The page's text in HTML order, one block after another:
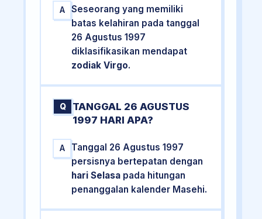
A
Seseorang yang memiliki
batas kelahiran pada tanggal
26 Agustus 1997
diklasifikasikan mendapat
zodiak Virgo.
Q
TANGGAL 26 AGUSTUS
1997 HARI APA?
A
Tanggal 26 Agustus 1997
persisnya bertepatan dengan
hari Selasa pada hitungan
penanggalan kalender Masehi.